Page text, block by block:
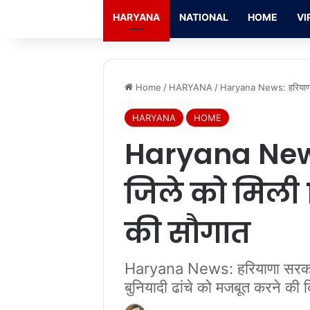
HARYANA NATIONAL HOME
Home / HARYANA / Haryana News:
HARYANA HOME
Haryana
जिले को मिली
की सौगात
Haryana News: हरियाणा
बुनियादी ढांचे को मजबूत करने की